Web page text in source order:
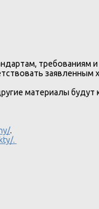
требованиям
заявленным
материалы будут
.
.